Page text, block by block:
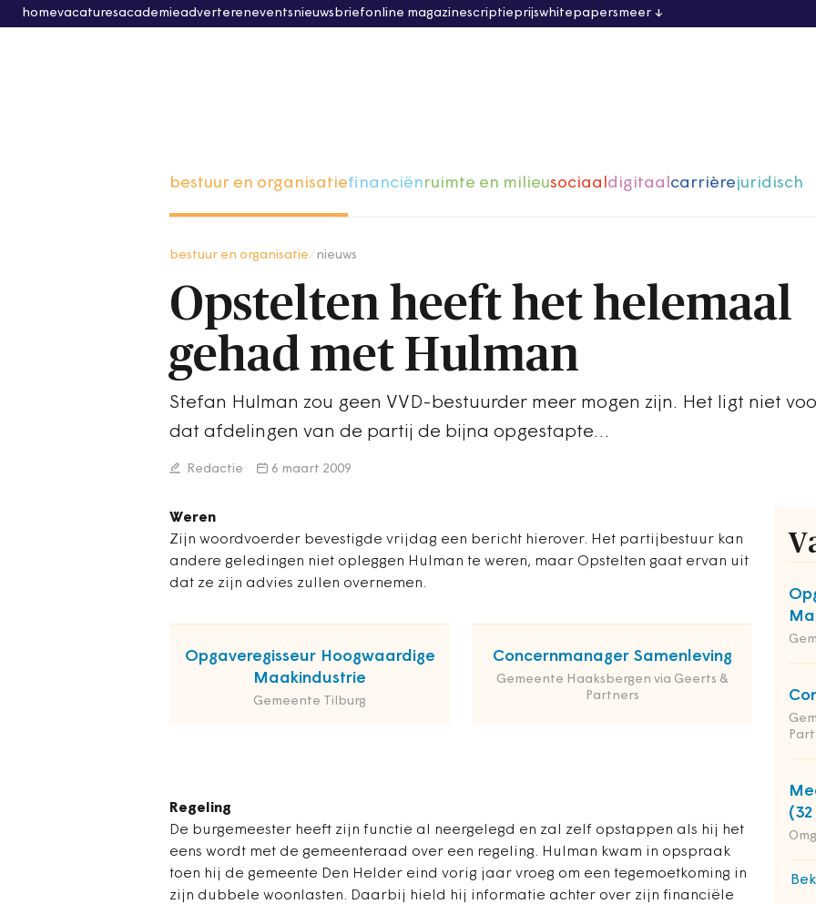
homevacaturesacademieadvertereneventsnieuwsbriefonline magazinescriptieprijswhitepapersmeer
bestuur en organisatiefinanciënruimte en milieusociaaldigitaalcarrièrejuridisch
bestuur en organisatie nieuws
Opstelten heeft het helemaal
gehad met Hulman
Stefan Hulman zou geen VVD-bestuurder meer mogen zijn. Het ligt niet
dat afdelingen van de partij de bijna opgestapte…
Redactie 6 maart 2009
Weren
Zijn woordvoerder bevestigde vrijdag een bericht hierover. Het partijbestuur kan
andere geledingen niet opleggen Hulman te weren, maar Opstelten gaat ervan uit
dat ze zijn advies zullen overnemen.
Opgaveregisseur Hoogwaardige
Maakindustrie
Gemeente Tilburg
Concernmanager Samenleving
Gemeente Haaksbergen via Geerts &
Partners
Regeling
De burgemeester heeft zijn functie al neergelegd en zal zelf opstappen als hij het
eens wordt met de gemeenteraad over een regeling. Hulman kwam in opspraak
toen hij de gemeente Den Helder eind vorig jaar vroeg om een tegemoetkoming in
zijn dubbele woonlasten. Daarbij hield hij informatie achter over zijn financiële